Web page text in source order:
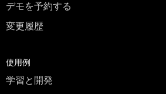
デモを予約する
変更履歴
使用例
学習と開発